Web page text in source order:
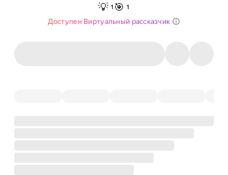
💡 1 🎯 1
Доступен Виртуальный рассказчик